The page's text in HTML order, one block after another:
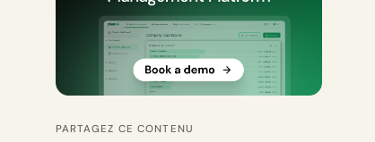
PARTAGEZ CE CONTENU